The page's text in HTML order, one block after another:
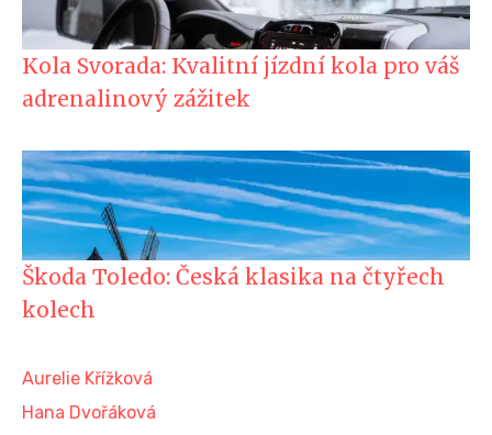
Kola Svorada: Kvalitní jízdní kola pro váš
adrenalinový zážitek
Škoda Toledo: Česká klasika na čtyřech
kolech
Aurelie Křížková
Hana Dvořáková